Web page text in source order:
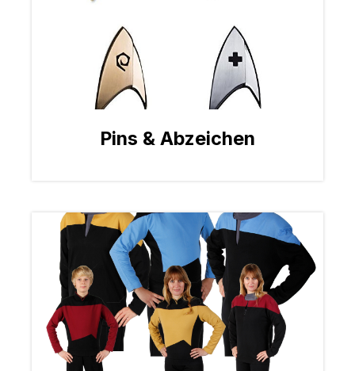
Pins & Abzeichen